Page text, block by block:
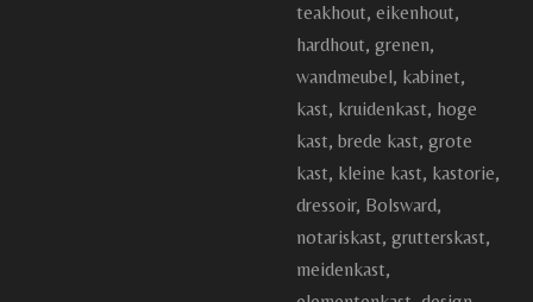
teakhout, eikenhout,
hardhout, grenen,
wandmeubel, kabinet,
kast, kruidenkast, hoge
kast, brede kast, grote
kast, kleine kast, kastorie,
dressoir, Bolsward,
notariskast, grutterskast,
meidenkast,